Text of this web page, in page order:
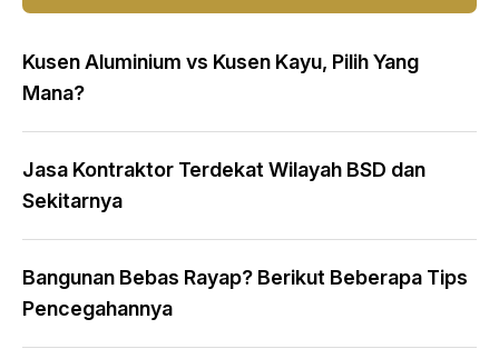
Kusen Aluminium vs Kusen Kayu, Pilih Yang
Mana?
Jasa Kontraktor Terdekat Wilayah BSD dan
Sekitarnya
Bangunan Bebas Rayap? Berikut Beberapa Tips
Pencegahannya